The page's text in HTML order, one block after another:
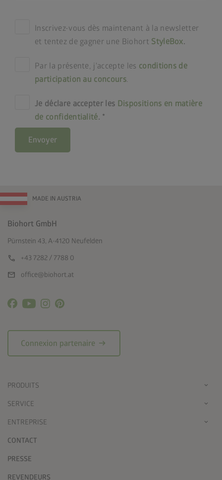
Inscrivez-vous dès maintenant à la newsletter
et tentez de gagner une Biohort StyleBox.
Par la présente, j'accepte les conditions de
participation au concours.
Je déclare accepter les Dispositions en matière
de confidentialité.
Envoyer
MADE IN AUSTRIA
Biohort GmbH
Pürnstein 43, A-4120 Neufelden
call +43 7282 / 7788 0
mail office@biohort.at
Connexion partenaire arrow_right_alt
PRODUITS
SERVICE
ENTREPRISE
CONTACT
PRESSE
REVENDEURS